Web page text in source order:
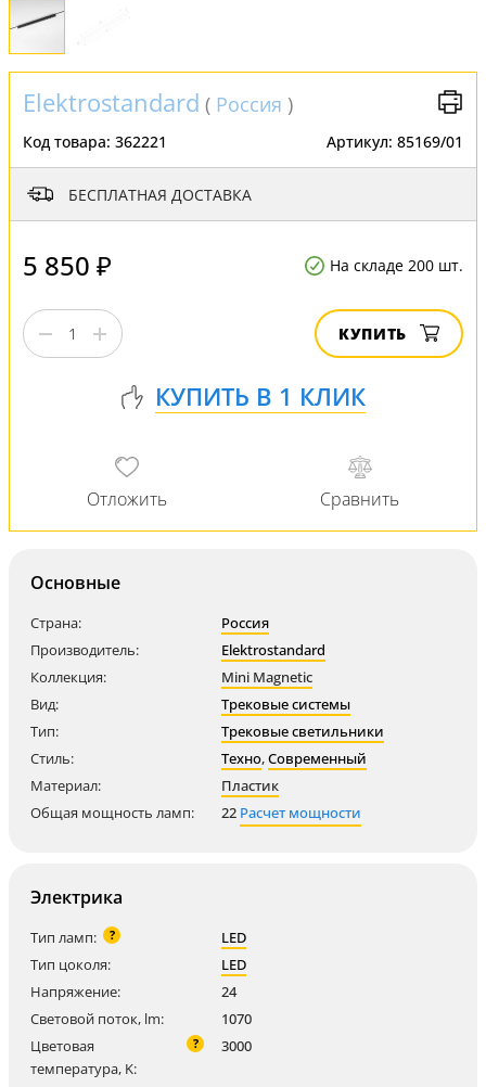
Elektrostandard ( Россия )
Код товара: 362221 Артикул: 85169/01
БЕСПЛАТНАЯ ДОСТАВКА
5 850 ₽ На складе 200 шт.
КУПИТЬ
Основные
Страна:
Россия
Производитель:
Elektrostandard
Коллекция:
Mini Magnetic
Вид:
Трековые системы
Тип:
Трековые светильники
Стиль:
Техно,Современный
Материал:
Пластик
Общая мощность ламп:
22 Расчет мощности
Электрика
Тип ламп: ?
LED
Тип цоколя:
LED
Напряжение:
24
Световой поток, lm:
1070
Цветовая
температура, K:
? 3000